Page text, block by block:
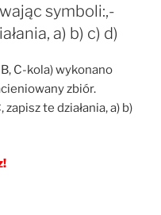
symboli:,-
a) b) c) d)
B, C-kola) wykonano
zbiór.
te działania, a) b)